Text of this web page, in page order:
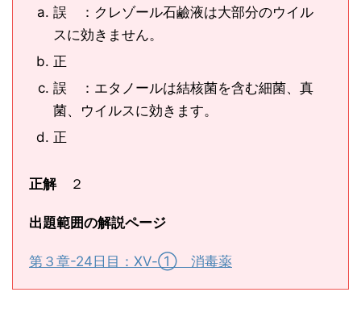
誤 ：クレゾール石鹼液は大部分のウイル
スに効きません。
正
誤 ：エタノールは結核菌を含む細菌、真
菌、ウイルスに効きます。
正
正解２
出題範囲の解説ページ
第３章-24日目：ⅩⅤ-① 消毒薬